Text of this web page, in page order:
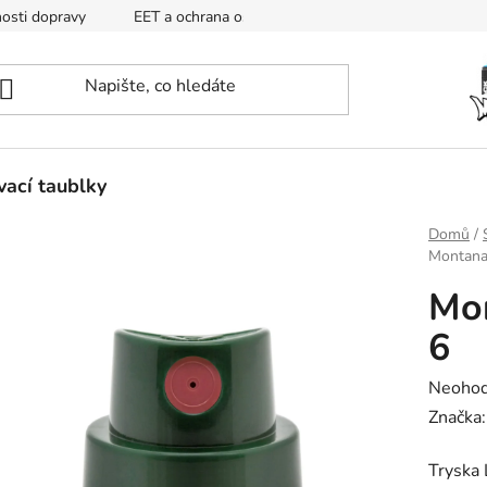
dopravy EET a ochrana osobních údajů
taublky
Domů /
6
je
Značka:
Tryska